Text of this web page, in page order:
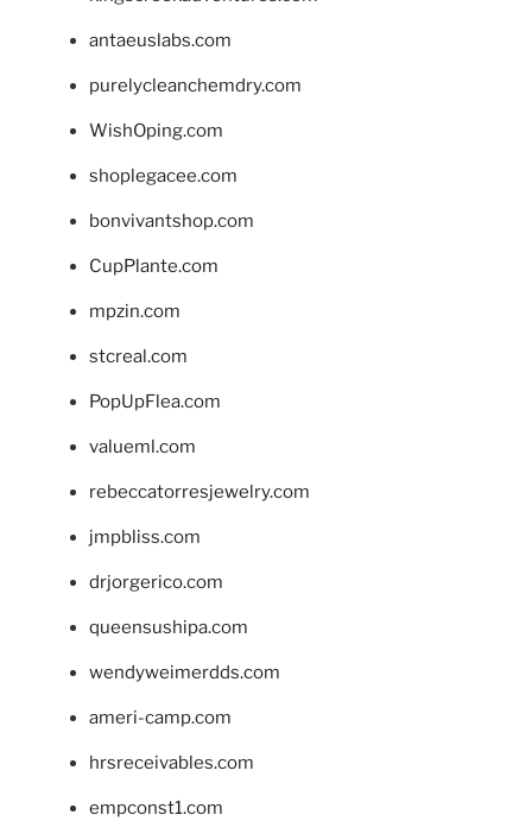
antaeuslabs.com
purelycleanchemdry.com
WishOping.com
shoplegacee.com
bonvivantshop.com
CupPlante.com
mpzin.com
stcreal.com
PopUpFlea.com
valueml.com
rebeccatorresjewelry.com
jmpbliss.com
drjorgerico.com
queensushipa.com
wendyweimerdds.com
ameri-camp.com
hrsreceivables.com
empconst1.com